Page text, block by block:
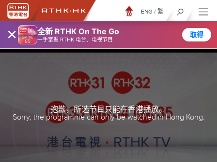
× 全新 RTHK On The Go
一手掌握 RTHK 电台、电视节目
取得
ENG / 繁
抱歉，所选节目只能在香港播放。
Sorry, the programme can only be watched in Hong Kong.